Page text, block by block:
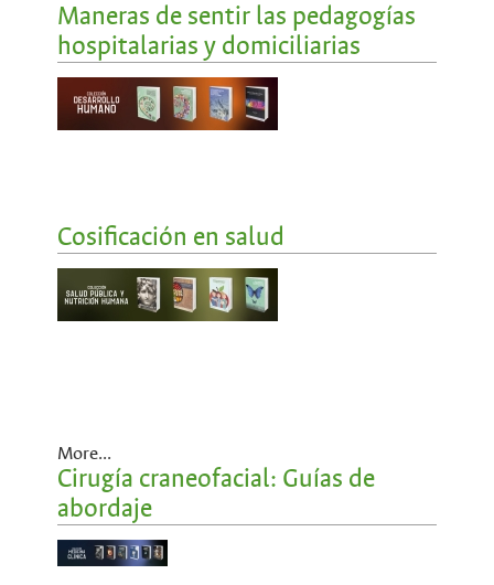
Maneras de sentir las pedagogías
hospitalarias y domiciliarias
Cosificación en salud
More...
Cirugía craneofacial: Guías de
abordaje